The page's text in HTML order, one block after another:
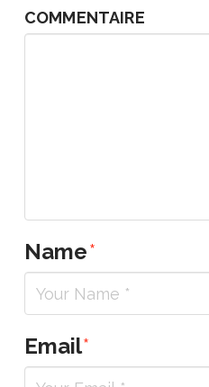
COMMENTAIRE
Name*
Email*